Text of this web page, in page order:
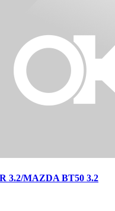
3.2/MAZDA BT50 3.2